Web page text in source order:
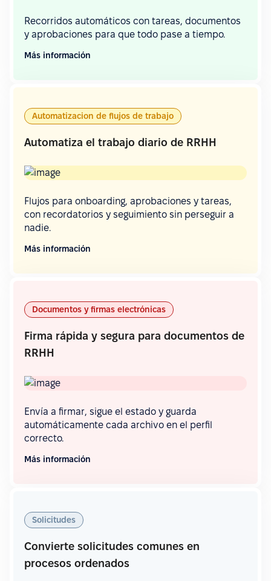
Recorridos automáticos con tareas, documentos
y aprobaciones para que todo pase a tiempo.
Más información
Automatizacion de flujos de trabajo
Automatiza el trabajo diario de RRHH
Flujos para onboarding, aprobaciones y tareas,
con recordatorios y seguimiento sin perseguir a
nadie.
Más información
Documentos y firmas electrónicas
Firma rápida y segura para documentos de
RRHH
Envía a firmar, sigue el estado y guarda
automáticamente cada archivo en el perfil
correcto.
Más información
Solicitudes
Convierte solicitudes comunes en
procesos ordenados